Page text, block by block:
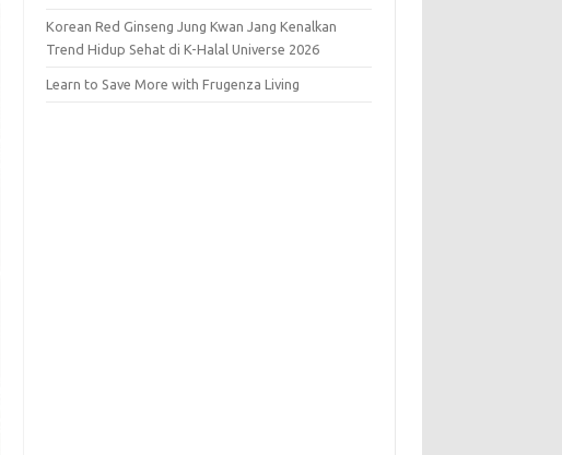
Korean Red Ginseng Jung Kwan Jang Kenalkan
Trend Hidup Sehat di K-Halal Universe 2026
Learn to Save More with Frugenza Living